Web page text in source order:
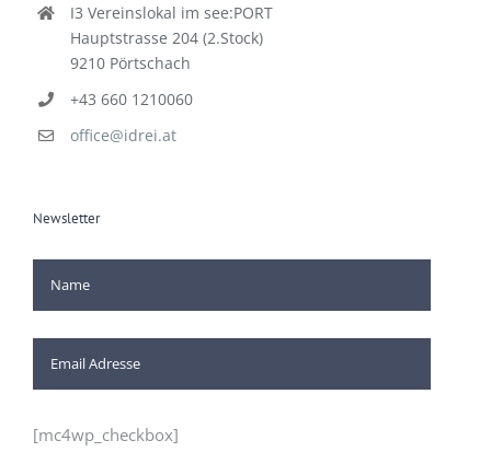
I3 Vereinslokal im see:PORT
Hauptstrasse 204 (2.Stock)
9210 Pörtschach
+43 660 1210060
office@idrei.at
Newsletter
[mc4wp_checkbox]